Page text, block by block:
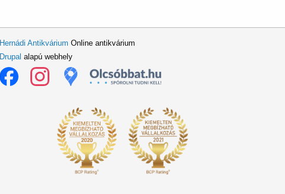
Hernádi Antikvárium Online antikvárium
Drupal alapú webhely